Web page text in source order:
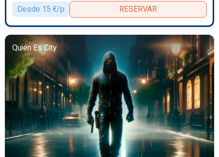
Desde 15 €/p
RESERVAR
Quién Es City